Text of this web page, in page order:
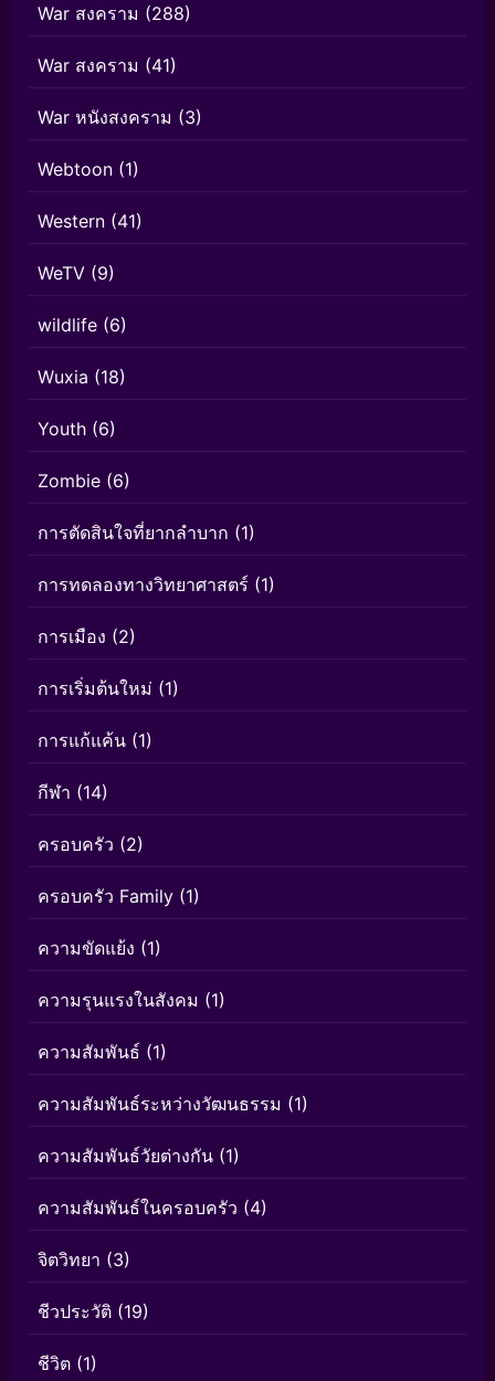
War สงคราม (288)
War สงคราม (41)
War หนังสงคราม (3)
Webtoon (1)
Western (41)
WeTV (9)
wildlife (6)
Wuxia (18)
Youth (6)
Zombie (6)
การตัดสินใจที่ยากลำบาก (1)
การทดลองทางวิทยาศาสตร์ (1)
การเมือง (2)
การเริ่มต้นใหม่ (1)
การแก้แค้น (1)
กีฬา (14)
ครอบครัว (2)
ครอบครัว Family (1)
ความขัดแย้ง (1)
ความรุนแรงในสังคม (1)
ความสัมพันธ์ (1)
ความสัมพันธ์ระหว่างวัฒนธรรม (1)
ความสัมพันธ์วัยต่างกัน (1)
ความสัมพันธ์ในครอบครัว (4)
จิตวิทยา (3)
ชีวประวัติ (19)
ชีวิต (1)